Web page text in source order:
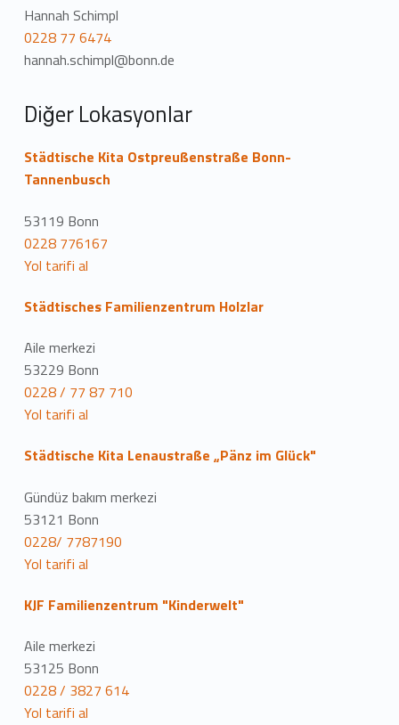
Hannah Schimpl
0228 77 6474
hannah.schimpl@bonn.de
Diğer Lokasyonlar
Städtische Kita Ostpreußenstraße Bonn-
Tannenbusch
53119 Bonn
0228 776167
Yol tarifi al
Städtisches Familienzentrum Holzlar
Aile merkezi
53229 Bonn
0228 / 77 87 710
Yol tarifi al
Städtische Kita Lenaustraße „Pänz im Glück"
Gündüz bakım merkezi
53121 Bonn
0228/ 7787190
Yol tarifi al
KJF Familienzentrum "Kinderwelt"
Aile merkezi
53125 Bonn
0228 / 3827 614
Yol tarifi al